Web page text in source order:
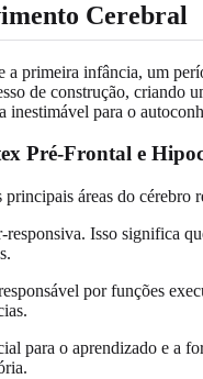
Cerebral
a primeira infância, um
de construção,
inestimável para o
Pré-Frontal e
áreas do
Isso significa
por funções
para o aprendizado e a